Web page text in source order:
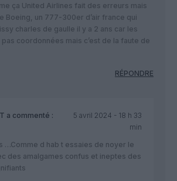
ça United Airlines fait des erreurs mais
Boeing, un 777-300er d’air france qui
charles de gaulle il y a 2 ans car les
coordonnées mais c’est de la faute de
RÉPONDRE
a commenté :
5 avril 2024 - 18 h 33
min
…Comme d hab t essaies de noyer le
des amalgames confus et ineptes des